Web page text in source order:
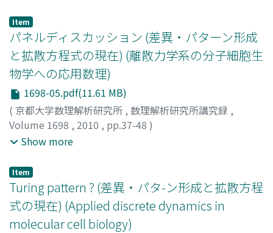
オ;[ホリベ, ナオト]
Item
パネルディスカッション (差異・パターン形成
と拡散方程式の現在) (離散力学系の分子細胞生
物学への応用数理)
1698-05.pdf(11.61 MB)
( 京都大学数理解析研究所 , 数理解析研究所講究録 ,
Volume 1698 , 2010 , pp.37-48 )
佐野, 雅己;藤本, 仰一
ノ, マサキ
タカオ
Show more
Item
Turing pattern ? (差異・パタ-ン形成と拡散方程
式の現在) (Applied discrete dynamics in
molecular cell biology)